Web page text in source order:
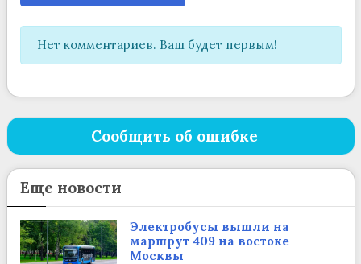
Нет комментариев. Ваш будет первым!
Сообщить об ошибке
Еще новости
Электробусы вышли на
маршрут 409 на востоке
Москвы